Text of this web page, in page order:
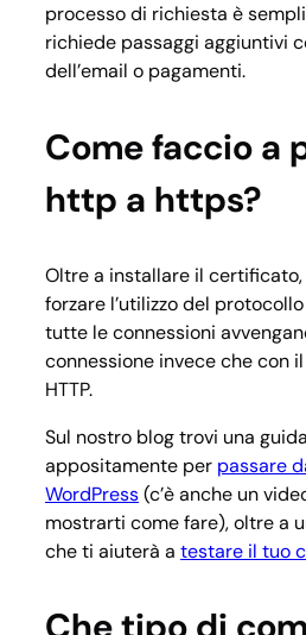
processo di richiesta è
richiede passaggi aggiuntivi
dell’email o pagamenti.
Come faccio a
http a https?
Oltre a installare il
forzare l’utilizzo del
tutte le connessioni
connessione invece che con
HTTP.
Sul nostro blog trovi una
appositamente per passare
WordPress(c’è anche un
mostrarti come fare), oltre a
che ti aiuterà a testare il tuo